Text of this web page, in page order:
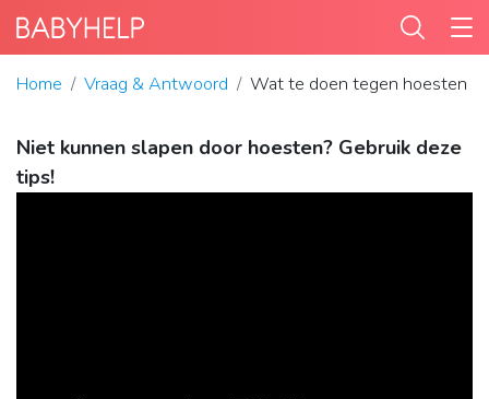
Home Vraag & Antwoord Wat te doen tegen hoesten
Niet kunnen slapen door hoesten? Gebruik deze
tips!